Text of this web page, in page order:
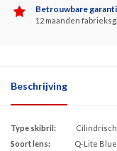
Betrouwbare
12 maanden
Beschrijving
Type skibril: Cilindrisch
Soort lens: Q-Lite Blue